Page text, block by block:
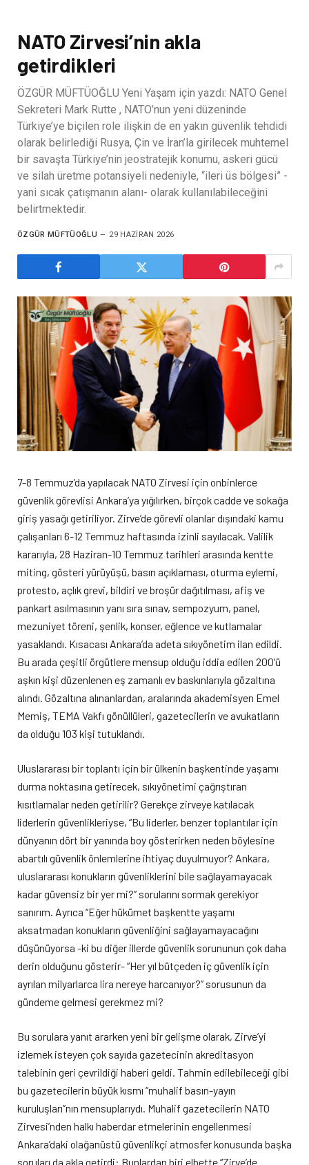
NATO Zirvesi’nin akla
getirdikleri
ÖZGÜR MÜFTÜOĞLU Yeni Yaşam için yazdı: NATO Genel
Sekreteri Mark Rutte , NATO’nun yeni düzeninde
Türkiye’ye biçilen role ilişkin de en yakın güvenlik tehdidi
olarak belirlediği Rusya, Çin ve İran’la girilecek muhtemel
bir savaşta Türkiye’nin jeostratejik konumu, askeri gücü
ve silah üretme potansiyeli nedeniyle, “ileri üs bölgesi” -
yani sıcak çatışmanın alanı- olarak kullanılabileceğini
belirtmektedir.
ÖZGÜR MÜFTÜOĞLU 29 HAZIRAN 2026
7-8 Temmuz’da yapılacak NATO Zirvesi için onbinlerce
güvenlik görevlisi Ankara’ya yığılırken, birçok cadde ve sokağa
giriş yasağı getiriliyor. Zirve’de görevli olanlar dışındaki kamu
çalışanları 6-12 Temmuz haftasında izinli sayılacak. Valilik
kararıyla, 28 Haziran-10 Temmuz tarihleri arasında kentte
miting, gösteri yürüyüşü, basın açıklaması, oturma eylemi,
protesto, açlık grevi, bildiri ve broşür dağıtılması, afiş ve
pankart asılmasının yanı sıra sınav, sempozyum, panel,
mezuniyet töreni, şenlik, konser, eğlence ve kutlamalar
yasaklandı. Kısacası Ankara’da adeta sıkıyönetim ilan edildi.
Bu arada çeşitli örgütlere mensup olduğu iddia edilen 200’ü
aşkın kişi düzenlenen eş zamanlı ev baskınlarıyla gözaltına
alındı. Gözaltına alınanlardan, aralarında akademisyen Emel
Memiş, TEMA Vakfı gönüllüleri, gazetecilerin ve avukatların
da olduğu 103 kişi tutuklandı.
Uluslararası bir toplantı için bir ülkenin başkentinde yaşamı
durma noktasına getirecek, sıkıyönetimi çağrıştıran
kısıtlamalar neden getirilir? Gerekçe zirveye katılacak
liderlerin güvenlikleriyse, “Bu liderler, benzer toplantılar için
dünyanın dört bir yanında boy gösterirken neden böylesine
abartılı güvenlik önlemlerine ihtiyaç duyulmuyor? Ankara,
uluslararası konukların güvenliklerini bile sağlayamayacak
kadar güvensiz bir yer mi?” sorularını sormak gerekiyor
sanırım. Ayrıca “Eğer hükümet başkentte yaşamı
aksatmadan konukların güvenliğini sağlayamayacağını
düşünüyorsa -ki bu diğer illerde güvenlik sorununun çok daha
derin olduğunu gösterir- “Her yıl bütçeden iç güvenlik için
ayrılan milyarlarca lira nereye harcanıyor?” sorusunun da
gündeme gelmesi gerekmez mi?
Bu sorulara yanıt ararken yeni bir gelişme olarak, Zirve’yi
izlemek isteyen çok sayıda gazetecinin akreditasyon
talebinin geri çevrildiği haberi geldi. Tahmin edilebileceği gibi
bu gazetecilerin büyük kısmı “muhalif basın-yayın
kuruluşları”nın mensuplarıydı. Muhalif gazetecilerin NATO
Zirvesi’nden halkı haberdar etmelerinin engellenmesi
Ankara’daki olağanüstü güvenlikçi atmosfer konusunda başka
soruları da akla getirdi: Bunlardan biri elbette “Zirve’de